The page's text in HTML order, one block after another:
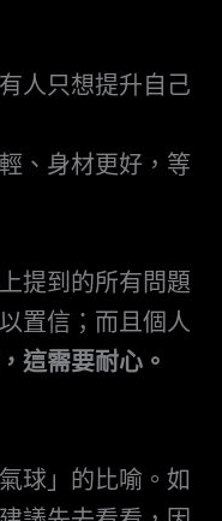
人只想提升自己
、身材更好，等
提到的所有問題
置信；而且個人
這需要耐心。
球」的比喻。如